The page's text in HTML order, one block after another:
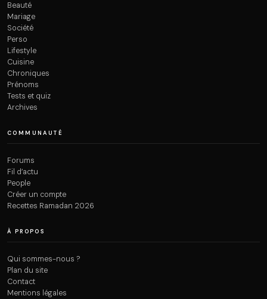
Beauté
Mariage
Société
Perso
Lifestyle
Cuisine
Chroniques
Prénoms
Tests et quiz
Archives
COMMUNAUTÉ
Forums
Fil d’actu
People
Créer un compte
Recettes Ramadan 2026
À PROPOS
Qui sommes-nous ?
Plan du site
Contact
Mentions légales